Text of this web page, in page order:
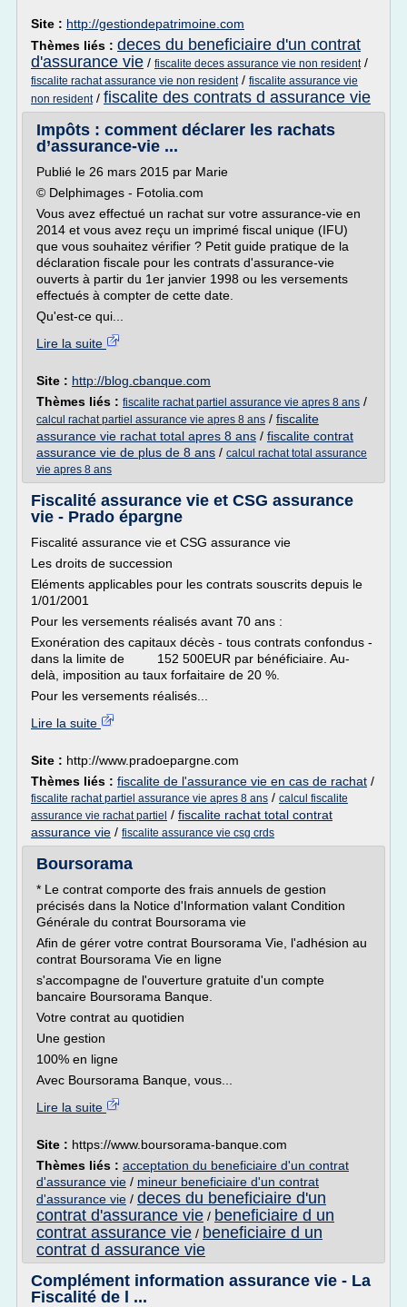
Site : http://gestiondepatrimoine.com
Thèmes liés : deces du beneficiaire d'un contrat
d'assurance vie / fiscalite deces assurance vie non resident/
fiscalite rachat assurance vie non resident/ fiscalite assurance vie
non resident/ fiscalite des contrats d assurance vie
Impôts : comment déclarer les rachats
d’assurance-vie ...
Publié le 26 mars 2015 par Marie
© Delphimages - Fotolia.com
Vous avez effectué un rachat sur votre assurance-vie en
2014 et vous avez reçu un imprimé fiscal unique (IFU)
que vous souhaitez vérifier ? Petit guide pratique de la
déclaration fiscale pour les contrats d'assurance-vie
ouverts à partir du 1er janvier 1998 ou les versements
effectués à compter de cette date.
Qu'est-ce qui...
Lire la suite
Site : http://blog.cbanque.com
Thèmes liés : fiscalite rachat partiel assurance vie apres 8 ans /
calcul rachat partiel assurance vie apres 8 ans / fiscalite
assurance vie rachat total apres 8 ans / fiscalite contrat
assurance vie de plus de 8 ans / calcul rachat total assurance
vie apres 8 ans
Fiscalité assurance vie et CSG assurance
vie - Prado épargne
Fiscalité assurance vie et CSG assurance vie
Les droits de succession
Eléments applicables pour les contrats souscrits depuis le
1/01/2001
Pour les versements réalisés avant 70 ans :
Exonération des capitaux décès - tous contrats confondus -
dans la limite de 152 500EUR par bénéficiaire. Au-
delà, imposition au taux forfaitaire de 20 %.
Pour les versements réalisés...
Lire la suite
Site : http://www.pradoepargne.com
Thèmes liés : fiscalite de l'assurance vie en cas de rachat /
fiscalite rachat partiel assurance vie apres 8 ans / calcul fiscalite
assurance vie rachat partiel / fiscalite rachat total contrat
assurance vie / fiscalite assurance vie csg crds
Boursorama
* Le contrat comporte des frais annuels de gestion
précisés dans la Notice d'Information valant Condition
Générale du contrat Boursorama vie
Afin de gérer votre contrat Boursorama Vie, l'adhésion au
contrat Boursorama Vie en ligne
s'accompagne de l'ouverture gratuite d'un compte
bancaire Boursorama Banque.
Votre contrat au quotidien
Une gestion
100% en ligne
Avec Boursorama Banque, vous...
Lire la suite
Site : https://www.boursorama-banque.com
Thèmes liés : acceptation du beneficiaire d'un contrat
d'assurance vie / mineur beneficiaire d'un contrat
d'assurance vie / deces du beneficiaire d'un
contrat d'assurance vie / beneficiaire d un
contrat assurance vie / beneficiaire d un
contrat d assurance vie
Complément information assurance vie - La
Fiscalité de l ...